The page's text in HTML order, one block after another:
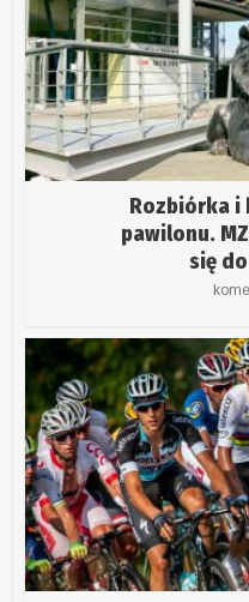
Rozbiórka i
pawilonu.
się